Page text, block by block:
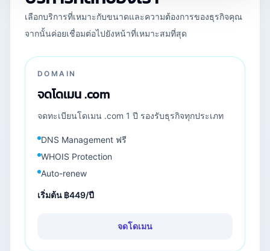
เลือกบริการที่เหมาะกับขนาดและความต้องการของธุรกิจคุณ
จากนั้นค่อยเชื่อมต่อไปยังหน้าที่เหมาะสมที่สุด
DOMAIN
จดโดเมน .com
จดทะเบียนโดเมน .com 1 ปี รองรับธุรกิจทุกประเภท
DNS Management ฟรี
WHOIS Protection
Auto-renew
เริ่มต้น ฿449/ปี
จดโดเมน